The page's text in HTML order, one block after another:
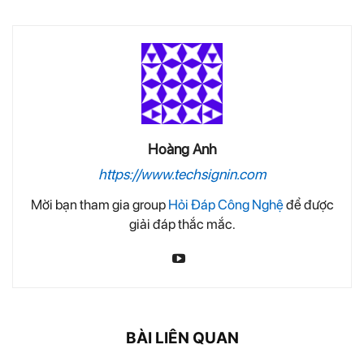
Hoàng Anh
https://www.techsignin.com
Mời bạn tham gia group Hỏi Đáp Công Nghệđể được
giải đáp thắc mắc.
BÀI LIÊN QUAN